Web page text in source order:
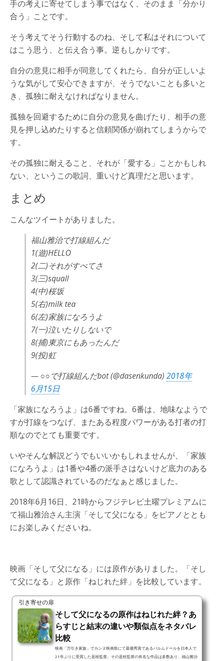
手の考えに寄せてしまう事ではなく、そのまま「分かり
合う」ことです。
そう考えてそう行動するのね、そして私はそれについて
はこう思う、と伝え合う事。逆もしかりです。
自分の意見に相手が同意してくれたら、自分が正しいよ
うな気がして安心できますが、そうでないことも多いと
き、孤独に耐えなければなりません。
孤独を回避するために自分の意見を曲げたり、相手の意
見を押し込めたりすると信頼関係が崩れてしまうからで
す。
その孤独に耐えること、それが「愛する」ことかもしれ
ない、というこの歌詞、重いけど真理だと思います。
まとめ
こんなツイートがありました。
福山雅治で打線組んだ
1(遊)HELLO
2(二)それがすべてさ
3(三)squall
4(中)桜坂
5(右)milk tea
6(左)家族になろうよ
7(一)泣いたりしないで
8(捕)東京にもあったんだ
9(投)虹
— ○○で打線組んだbot (@dasenkunda) 2018年
6月15日
「家族になろうよ」は6番ですね。6番は、地味なようで
すが打線をつなげ、またある程度パワーがある打者の打
順なのでとても重要です。
いやそんな解説どうでもいいかもしれませんが、「家族
になろうよ」は1番や4番の派手さはないけど底力のある
歌として認識されているのだなぁと感じました。
2018年6月16日、21時からフジテレビ土曜プレミアムに
て福山雅治さん主演「そして父になる」をピアノととも
にお楽しみくださいね。
映画「そして父になる」には原作がありました。「そし
て父になる」と原作「ねじれた絆」を比較しています。
引き寄せの扉
そして父になるの原作はねじれた絆？あ
らすじと結末の違いや類似点をネタバレ
比較
映画「万引き家族」でカンヌ映画祭にて最優秀賞であるパルムドールを日本人で
21年ぶりに受賞した是枝監督。その是枝監督の有名な作品は多数あり、福山雅治